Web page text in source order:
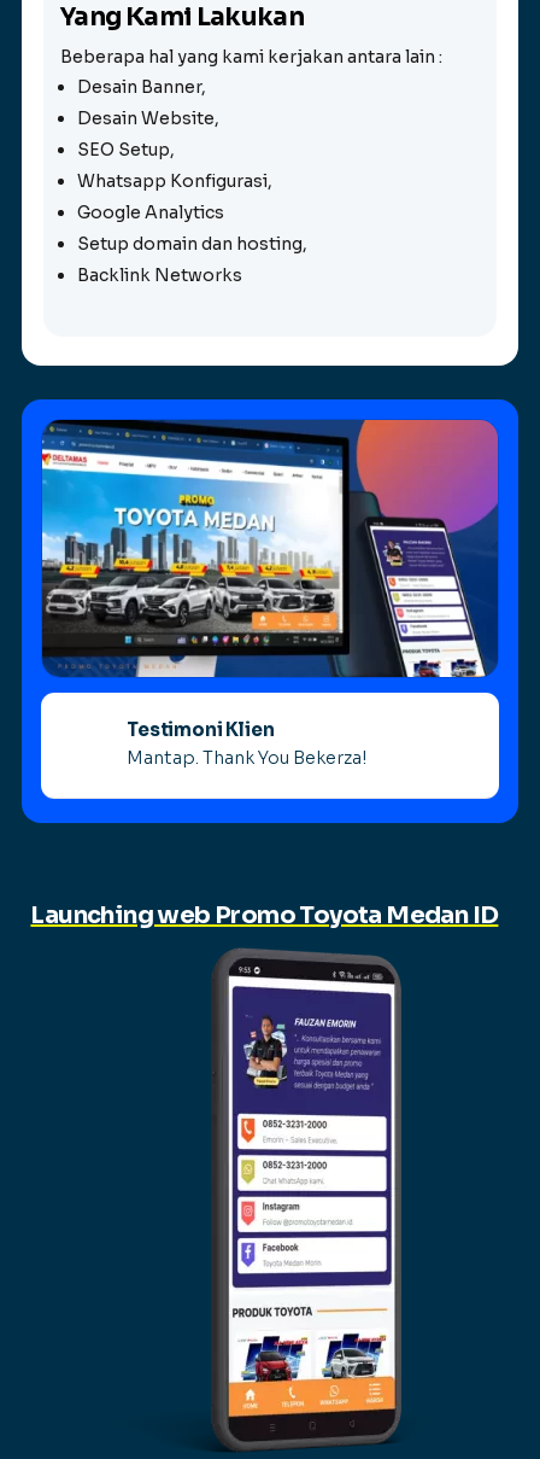
Yang Kami Lakukan
Beberapa hal yang kami kerjakan antara lain :
Desain Banner,
Desain Website,
SEO Setup,
Whatsapp Konfigurasi,
Google Analytics
Setup domain dan hosting,
Backlink Networks
Testimoni Klien
Mantap. Thank You Bekerza!
Launching web Promo Toyota Medan ID